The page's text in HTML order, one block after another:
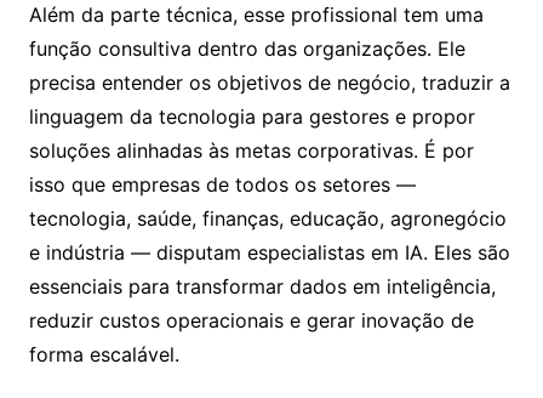
Além da parte técnica, esse profissional tem uma
função consultiva dentro das organizações. Ele
precisa entender os objetivos de negócio, traduzir a
linguagem da tecnologia para gestores e propor
soluções alinhadas às metas corporativas. É por
isso que empresas de todos os setores —
tecnologia, saúde, finanças, educação, agronegócio
e indústria — disputam especialistas em IA. Eles são
essenciais para transformar dados em inteligência,
reduzir custos operacionais e gerar inovação de
forma escalável.